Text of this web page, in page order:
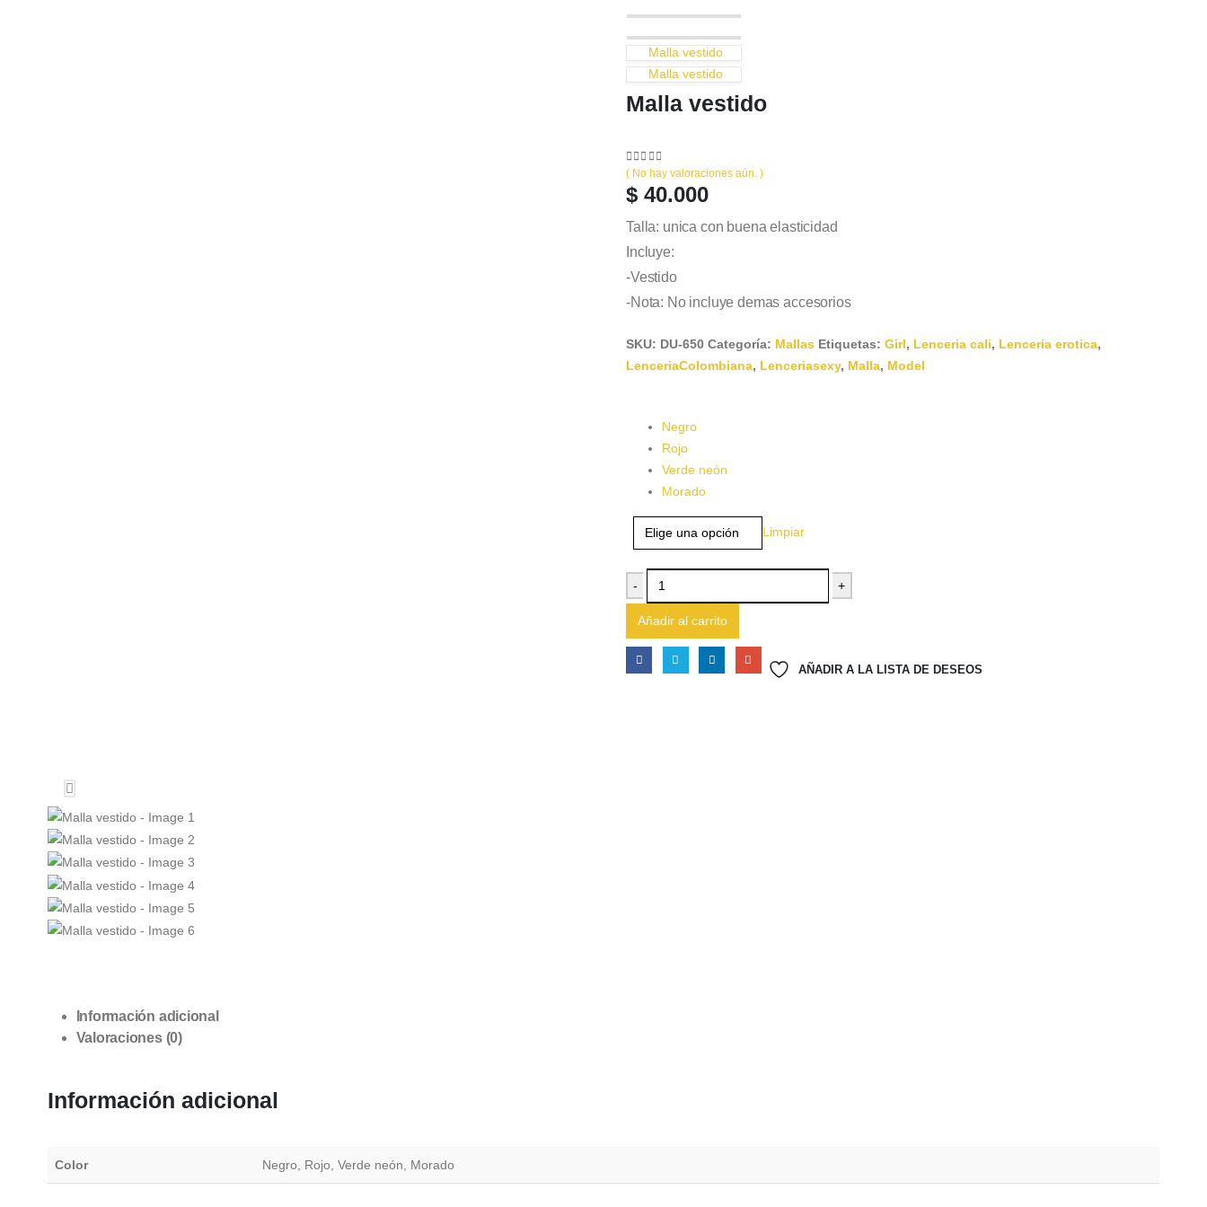
Malla vestido
Malla vestido
Malla vestido
0 out of 5
( No hay valoraciones aún. )
$ 40.000
Talla: unica con buena elasticidad
Incluye:
-Vestido
-Nota: No incluye demas accesorios
SKU: DU-650 Categoría: Mallas Etiquetas: Girl, Lenceria cali, Lenceria erotica,
LenceriaColombiana, Lenceriasexy, Malla, Model
Negro
Rojo
Verde neón
Morado
Limpiar
- +
Añadir al carrito
AÑADIR A LA LISTA DE DESEOS
Información adicional
Valoraciones (0)
Información adicional
Color Negro, Rojo, Verde neón, Morado